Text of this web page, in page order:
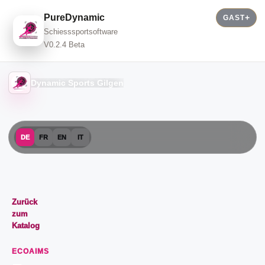
PureDynamic
Schiesssportsoftware
V0.2.4 Beta
GAST
Dynamic Sports Gilgen
DE FR EN IT
Zurück
zum
Katalog
ECOAIMS